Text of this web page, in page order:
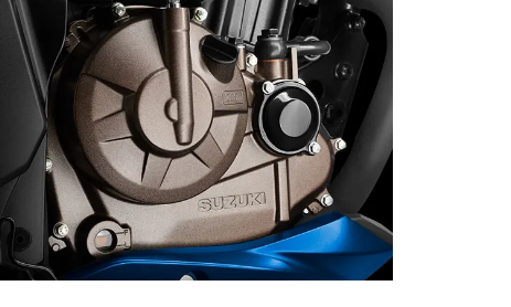
REFRIGERACIÓN POR ACEITE:
La Gixxer 250 ABS ofrece un motor de alto
rendimiento con más potencia y velocidad. Su
sistema de refrigeración por aceite es compacto y
mejora la eficiencia del motor, logrando un alto
rendimiento con un bajo consumo de combustible.